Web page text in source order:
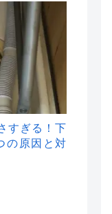
すぎる！下
の原因と対